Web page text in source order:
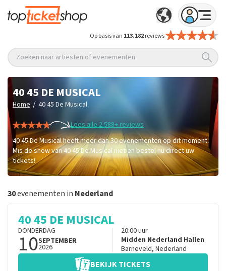
Op basis van 113.182reviews
Zoeken naar artiesten of evenementen
40 45 DE MUSICAL
Home / 40 45 De Musical
Lees alle 2.588+ reviews
40 45 De Musical heeft meer dan 30 evenementen op dit moment.
Mis de show van 40 45 De Musical niet en bestel nu direct uw
tickets!
30evenementen in Nederland
40 45 DE MUSICAL
DONDERDAG
10SEPTEMBER
2026
20:00uur
Midden Nederland Hallen
Barneveld, Nederland
BEKIJK TICKETS